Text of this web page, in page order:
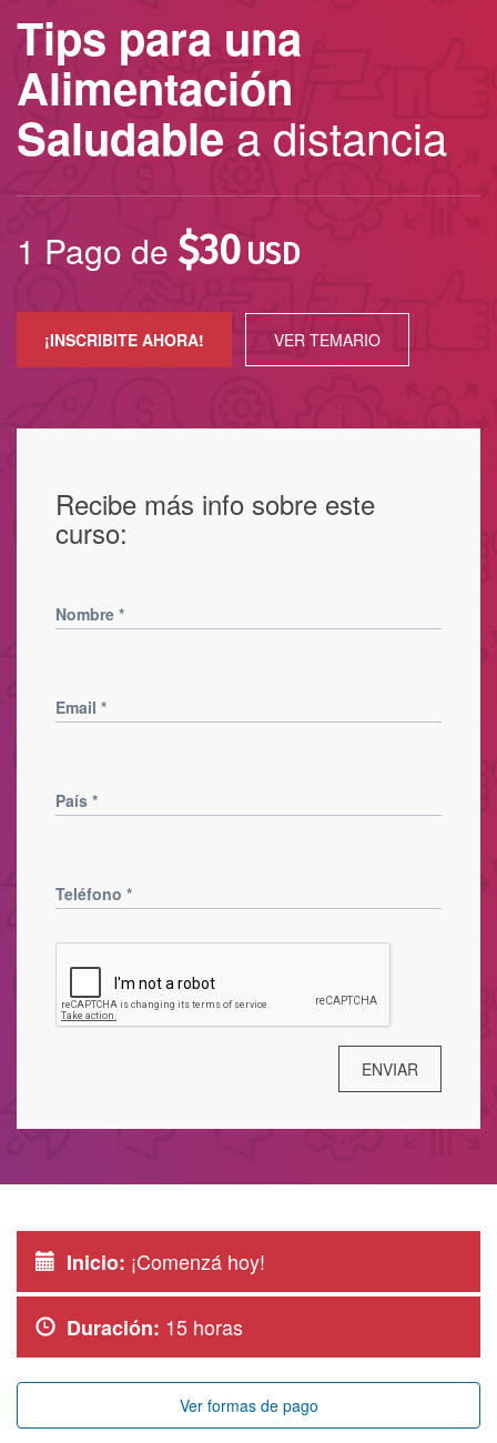
Tips para una
Alimentación
Saludable a distancia
1 Pago de $30 USD
¡INSCRIBITE AHORA! VER TEMARIO
Recibe más info sobre este
curso:
Nombre *
Email *
País *
Teléfono *
Inicio: ¡Comenzá hoy!
Duración: 15 horas
Ver formas de pago